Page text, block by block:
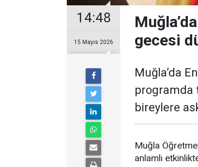
14:48
15 Mayıs 2026
gecesi
Muğla’da
programda
bireylere
Muğla
anlamlı